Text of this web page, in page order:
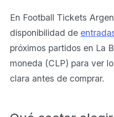
En Football Tickets
disponibilidad de
próximos partidos en La
moneda (CLP) para ver
clara antes de comprar.